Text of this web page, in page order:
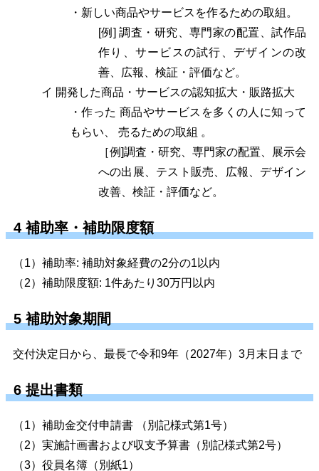
・新しい商品やサービスを作るための取組。
[例] 調査・研究、専門家の配置、試作品
作り、サービスの試行、デザインの改
善、広報、検証・評価など。
イ 開発した商品・サービスの認知拡大・販路拡大
・作った 商品やサービスを多くの人に知って
もらい、 売るための取組 。
［例]調査・研究、専門家の配置、展示会
への出展、テスト販売、広報、デザイン
改善、検証・評価など。
4 補助率・補助限度額
（1）補助率: 補助対象経費の2分の1以内
（2）補助限度額: 1件あたり30万円以内
5 補助対象期間
交付決定日から、最長で令和9年（2027年）3月末日まで
6 提出書類
（1）補助金交付申請書 （別記様式第1号）
（2）実施計画書および収支予算書（別記様式第2号）
（3）役員名簿（別紙1）